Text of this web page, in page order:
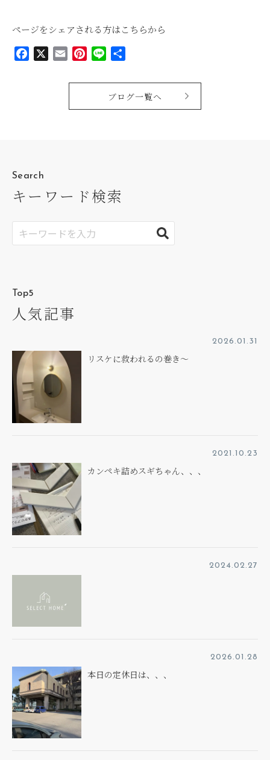
ページをシェアされる方はこちらから
Facebook EmailPinterest
Line
ブログ一覧へ
Search
キーワード検索
Top5
人気記事
2026.01.31
リスケに救われるの巻き～
2021.10.23
カンペキ詰めスギちゃん、、、
2024.02.27
2026.01.28
本日の定休日は、、、